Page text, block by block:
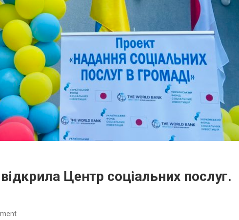
Центр соціальних послуг.